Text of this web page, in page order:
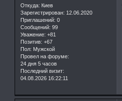
Откуда: Киев
Зарегистрирован: 12.06.2020
Приглашений: 0
Сообщений: 99
Уважение: +81
Позитив: +67
Пол: Мужской
Провел на форуме:
24 дня 5 часов
Последний визит:
04.08.2026 16:22:11